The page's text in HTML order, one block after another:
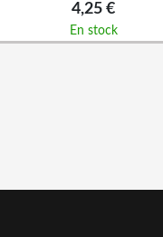
4,25 €
En stock